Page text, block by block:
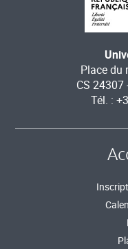
Place du
CS 24307
Tél. :